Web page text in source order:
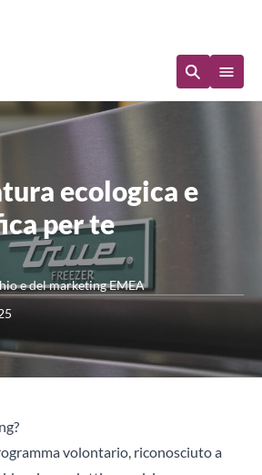
ecologica e
per te
e del marketing EMEA
volontario, riconosciuto a